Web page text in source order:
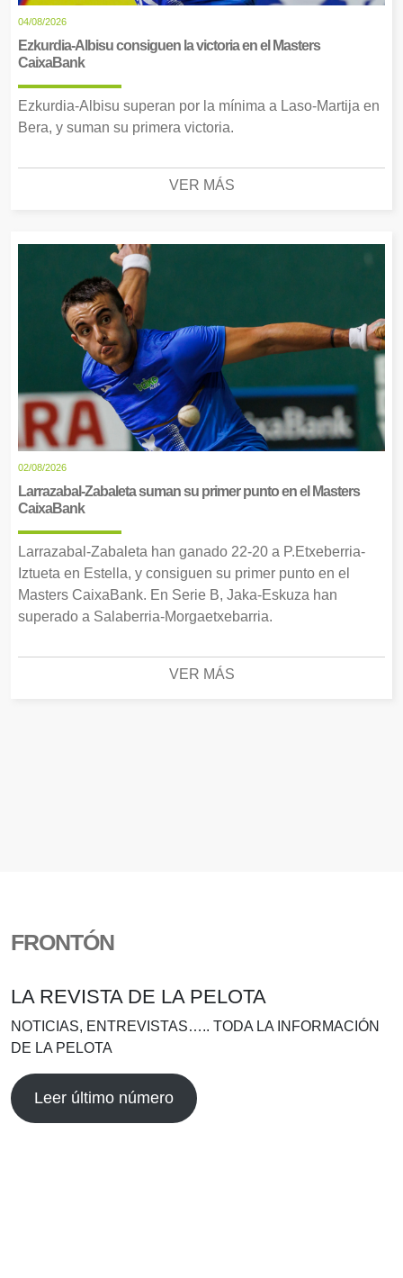
04/08/2026
Ezkurdia-Albisu consiguen la victoria en el Masters
CaixaBank
Ezkurdia-Albisu superan por la mínima a Laso-Martija en
Bera, y suman su primera victoria.
VER MÁS
02/08/2026
Larrazabal-Zabaleta suman su primer punto en el Masters
CaixaBank
Larrazabal-Zabaleta han ganado 22-20 a P.Etxeberria-
Iztueta en Estella, y consiguen su primer punto en el
Masters CaixaBank. En Serie B, Jaka-Eskuza han
superado a Salaberria-Morgaetxebarria.
VER MÁS
FRONTÓN
LA REVISTA DE LA PELOTA
NOTICIAS, ENTREVISTAS….. TODA LA INFORMACIÓN
DE LA PELOTA
Leer último número